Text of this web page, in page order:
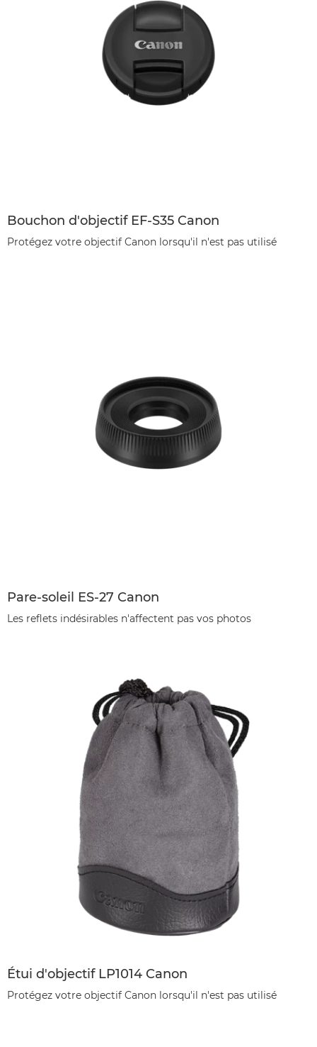
Bouchon d'objectif EF-S35 Canon
Protégez votre objectif Canon lorsqu'il n'est pas utilisé
Pare-soleil ES-27 Canon
Les reflets indésirables n'affectent pas vos photos
Étui d'objectif LP1014 Canon
Protégez votre objectif Canon lorsqu'il n'est pas utilisé